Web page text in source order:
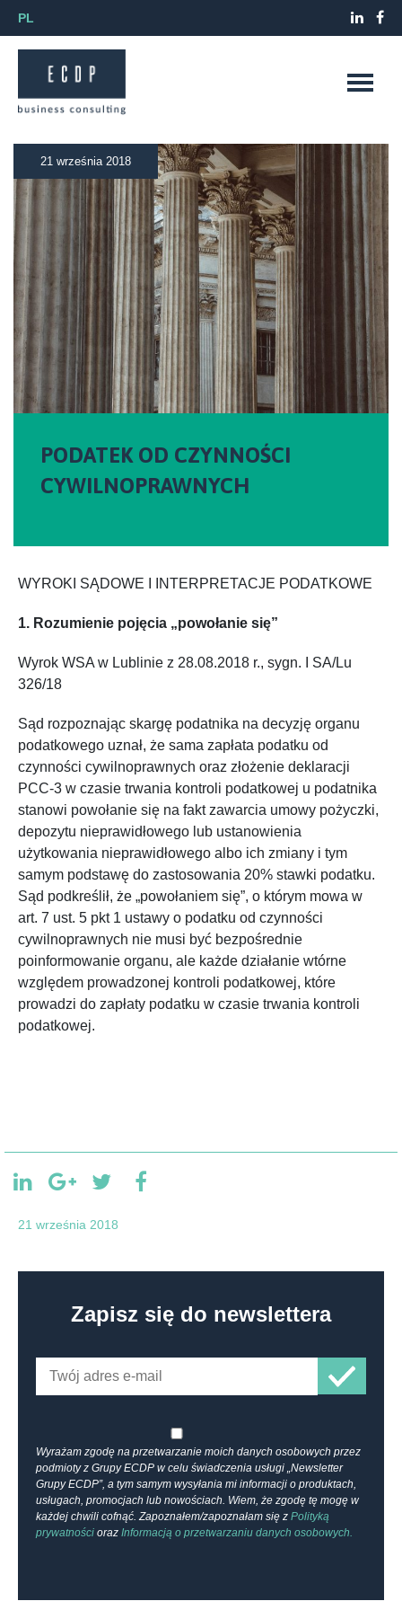
PL
21 września 2018
PODATEK OD CZYNNOŚCI
CYWILNOPRAWNYCH
WYROKI SĄDOWE I INTERPRETACJE PODATKOWE
1. Rozumienie pojęcia „powołanie się”
Wyrok WSA w Lublinie z 28.08.2018 r., sygn. I SA/Lu
326/18
Sąd rozpoznając skargę podatnika na decyzję organu
podatkowego uznał, że sama zapłata podatku od
czynności cywilnoprawnych oraz złożenie deklaracji
PCC-3 w czasie trwania kontroli podatkowej u podatnika
stanowi powołanie się na fakt zawarcia umowy pożyczki,
depozytu nieprawidłowego lub ustanowienia
użytkowania nieprawidłowego albo ich zmiany i tym
samym podstawę do zastosowania 20% stawki podatku.
Sąd podkreślił, że „powołaniem się”, o którym mowa w
art. 7 ust. 5 pkt 1 ustawy o podatku od czynności
cywilnoprawnych nie musi być bezpośrednie
poinformowanie organu, ale każde działanie wtórne
względem prowadzonej kontroli podatkowej, które
prowadzi do zapłaty podatku w czasie trwania kontroli
podatkowej.
21 września 2018
Zapisz się do newslettera
Wyrażam zgodę na przetwarzanie moich danych osobowych przez
podmioty z Grupy ECDP w celu świadczenia usługi „Newsletter
Grupy ECDP”, a tym samym wysyłania mi informacji o produktach,
usługach, promocjach lub nowościach. Wiem, że zgodę tę mogę w
każdej chwili cofnąć. Zapoznałem/zapoznałam się z Polityką
prywatności oraz Informacją o przetwarzaniu danych osobowych.